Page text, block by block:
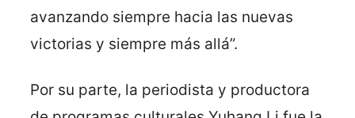
avanzando siempre hacia las nuevas
victorias y siempre más allá”.
Por su parte, la periodista y productora